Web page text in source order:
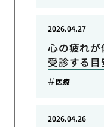
心の疲れ
受診する
2026.04.27
医療
2026.04.26